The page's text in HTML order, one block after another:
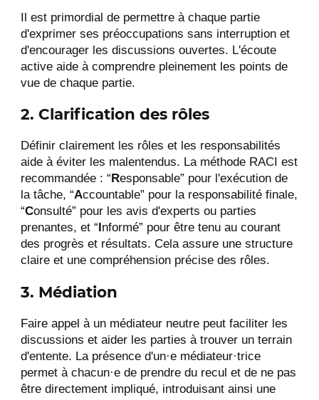
Il est primordial de permettre à chaque partie
d'exprimer ses préoccupations sans interruption et
d'encourager les discussions ouvertes. L'écoute
active aide à comprendre pleinement les points de
vue de chaque partie​​.
2. Clarification des rôles
Définir clairement les rôles et les responsabilités
aide à éviter les malentendus. La méthode RACI est
recommandée : “ Responsable” pour l'exécution de
la tâche, “Accountable” pour la responsabilité finale,
“Consulté” pour les avis d'experts ou parties
prenantes, et “ nformé” pour être tenu au courant
des progrès et résultats. Cela assure une structure
claire et une compréhension précise des rôles.
3. Médiation
Faire appel à un médiateur neutre peut faciliter les
discussions et aider les parties à trouver un terrain
d'entente. La présence d'un·e médiateur·trice
permet à chacun·e de prendre du recul et de ne pas
être directement impliqué, introduisant ainsi une